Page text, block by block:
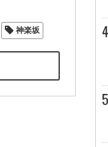
神楽坂